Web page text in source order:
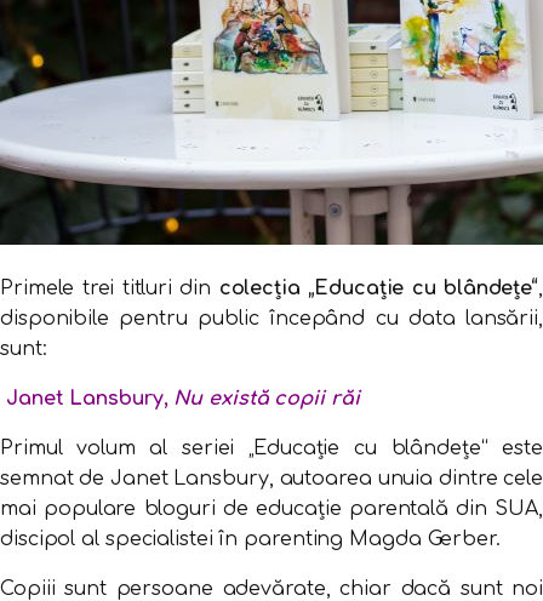
Primele trei titluri din colecția „Educație cu blândețe“,
disponibile pentru public începând cu data lansării,
sunt:
Janet Lansbury, Nu există copii răi
Primul volum al seriei „Educație cu blândețe“ este
semnat de Janet Lansbury, autoarea unuia dintre cele
mai populare bloguri de educație parentală din SUA,
discipol al specialistei în parenting Magda Gerber.
Copiii sunt persoane adevărate, chiar dacă sunt noi